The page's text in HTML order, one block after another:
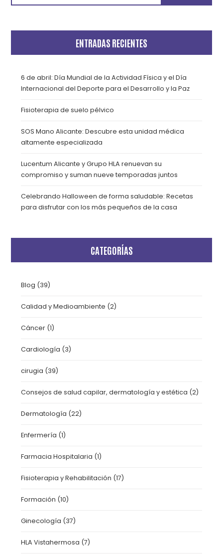
ENTRADAS RECIENTES
6 de abril: Día Mundial de la Actividad Física y el Día
Internacional del Deporte para el Desarrollo y la Paz
Fisioterapia de suelo pélvico
SOS Mano Alicante: Descubre esta unidad médica
altamente especializada
Lucentum Alicante y Grupo HLA renuevan su
compromiso y suman nueve temporadas juntos
Celebrando Halloween de forma saludable: Recetas
para disfrutar con los más pequeños de la casa
CATEGORÍAS
Blog (39)
Calidad y Medioambiente (2)
Cáncer (1)
Cardiología (3)
cirugia (39)
Consejos de salud capilar, dermatología y estética (2)
Dermatología (22)
Enfermería (1)
Farmacia Hospitalaria (1)
Fisioterapia y Rehabilitación (17)
Formación (10)
Ginecología (37)
HLA Vistahermosa (7)